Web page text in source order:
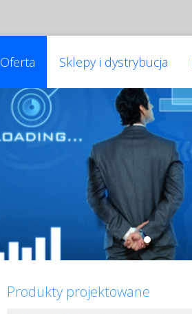
Oferta Sklepy i dystrybucja
Produkty projektowane